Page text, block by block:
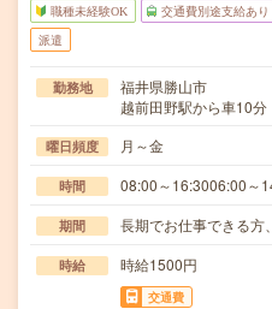
職種未経験OK 交通費別途支給あり
派遣
勤務地
福井県勝山市
越前田野駅から車10分
曜日頻度 月～金
時間 08:00～16:3006:00～
期間 長期でお仕事できる方
時給 時給1500円
交通費